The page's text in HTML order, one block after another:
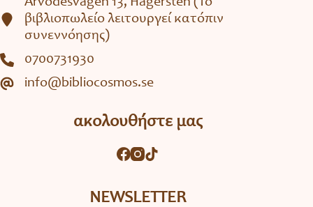
βιβλιοπωλείο λειτουργεί κατόπιν
συνεννόησης)
0700731930
info@bibliocosmos.se
ακολουθήστε μας
NEWSLETTER